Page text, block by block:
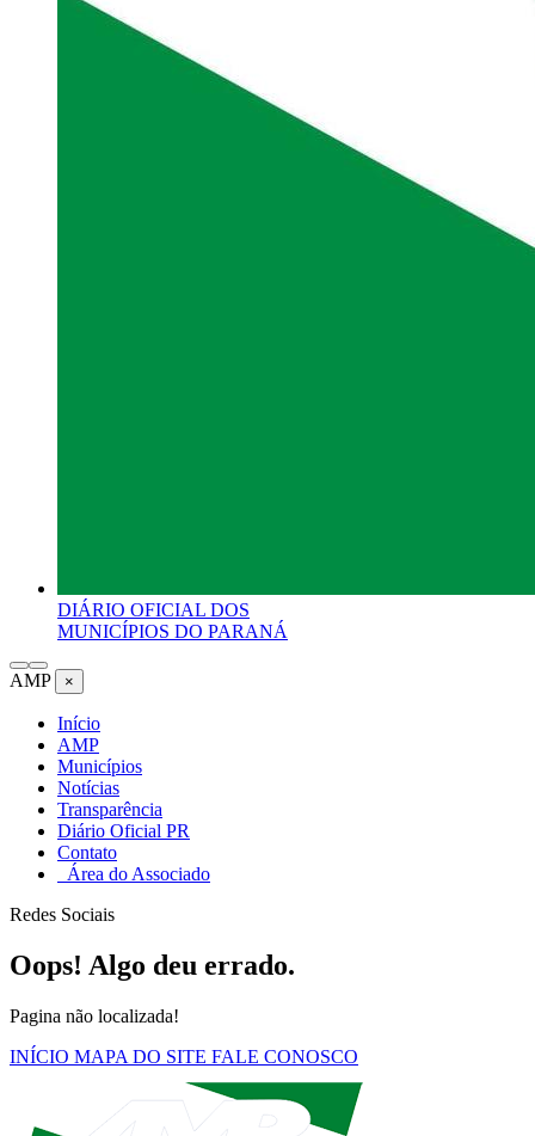
DIÁRIO OFICIAL DOS
MUNICÍPIOS DO PARANÁ
AMP ×
Início
AMP
Municípios
Notícias
Transparência
Diário Oficial PR
Contato
Área do Associado
Redes Sociais
Oops! Algo deu errado.
Pagina não localizada!
INÍCIO MAPA DO SITE FALE CONOSCO